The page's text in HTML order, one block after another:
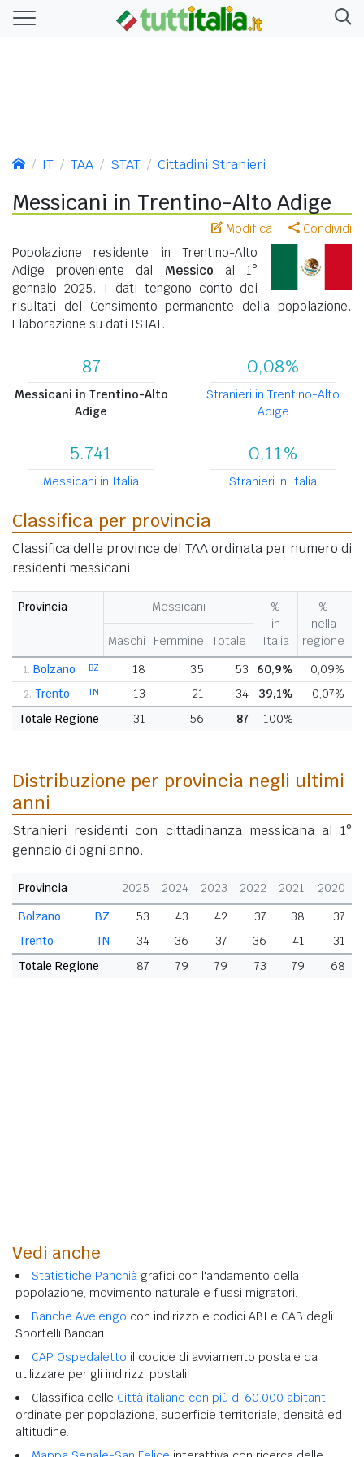
IT TAA STAT Cittadini Stranieri
Messicani in Trentino-Alto Adige
Modifica Condividi
Popolazione residente in Trentino-Alto
Adige proveniente dal Messico al 1°
gennaio 2025. I dati tengono conto dei
risultati del Censimento permanente della popolazione.
Elaborazione su dati ISTAT.
87
Messicani in Trentino-Alto
Adige
0,08%
Stranieri in Trentino-Alto
Adige
5.741
Messicani in Italia
0,11%
Stranieri in Italia
Classifica per provincia
Classifica delle province del TAA ordinata per numero di
residenti messicani
Provincia Messicani
%
in
Italia
%
nella
regione
Maschi Femmine Totale
1. BZ
Bolzano 18 35 53 60,9% 0,09%
2. TN
Trento 13 21 34 39,1% 0,07%
Totale Regione
31 56 87 100%
Distribuzione per provincia negli ultimi
anni
Stranieri residenti con cittadinanza messicana al 1°
gennaio di ogni anno.
Provincia 2025 2024 2023 2022 2021
2020
BZ
Bolzano 53 43 42 37 38
37
TN
Trento 34 36 37 36 41
31
Totale Regione
87 79 79 73 79 68
Vedi anche
Statistiche Panchià grafici con l'andamento della
popolazione, movimento naturale e flussi migratori.
Banche Avelengo con indirizzo e codici ABI e CAB degli
Sportelli Bancari.
CAP Ospedaletto il codice di avviamento postale da
utilizzare per gli indirizzi postali.
Classifica delle Città italiane con più di 60.000 abitanti
ordinate per popolazione, superficie territoriale, densità ed
altitudine.